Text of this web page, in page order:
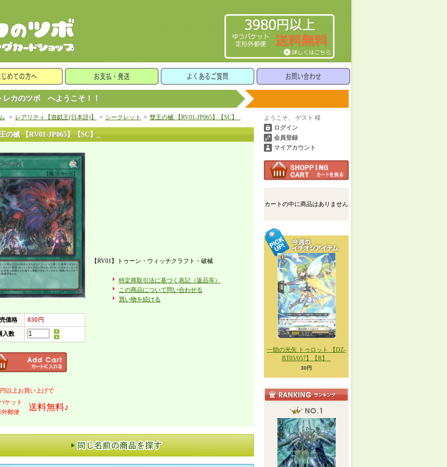
カのツボ へようこそ！！
> レアリティ【遊戯王(日本語)】 > シークレット > 雙王の械 【RV01-JP065】【SC】_
の械 【RV01-JP065】【SC】_
価格
830円
入数
以上お買い上げで
ケット
外郵便
送料無料♪
【RV01】トゥーン・ウィッチクラフト・破械
特定商取引法に基づく表記（返品等）
この商品について問い合わせる
買い物を続ける
ようこそ、 ゲスト 様
ログイン
会員登録
マイアカウント
カートの中に商品はありません
一助の光矢 トゥロット 【DZ-
BT05/057】【R】_
30円